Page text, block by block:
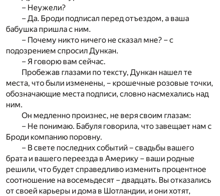
– Неужели?
– Да. Броди подписал перед отъездом, а ваша
бабушка пришла с ним.
– Почему никто ничего не сказал мне? – с
подозрением спросил Дункан.
– Я говорю вам сейчас.
Пробежав глазами по тексту, Дункан нашел те
места, что были изменены, – крошечные розовые точки,
обозначающие места подписи, словно насмехались над
ним.
Он медленно произнес, не веря своим глазам:
– Не понимаю. Бабуля говорила, что завещает нам с
Броди компанию поровну.
– В свете последних событий – свадьбы вашего
брата и вашего переезда в Америку – ваши родные
решили, что будет справедливо изменить процентное
соотношение на восемьдесят – двадцать. Вы отказались
от своей карьеры и дома в Шотландии, и они хотят,